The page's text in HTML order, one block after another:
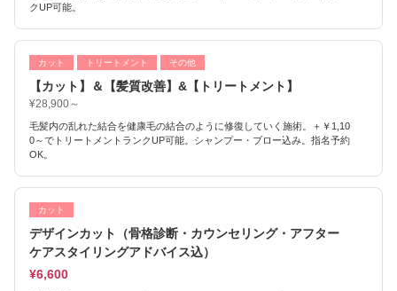
クUP可能。
カット トリートメント その他
【カット】＆【髪質改善】&【トリートメント】
¥28,900～
毛髪内の乱れた結合を健康毛の結合のように修復していく施術。＋￥1,10
0～でトリートメントランクUP可能。シャンプー・ブロー込み。指名予約
OK。
カット
デザインカット（骨格診断・カウンセリング・アフター
ケアスタイリングアドバイス込）
¥6,600